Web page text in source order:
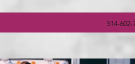
514-602-